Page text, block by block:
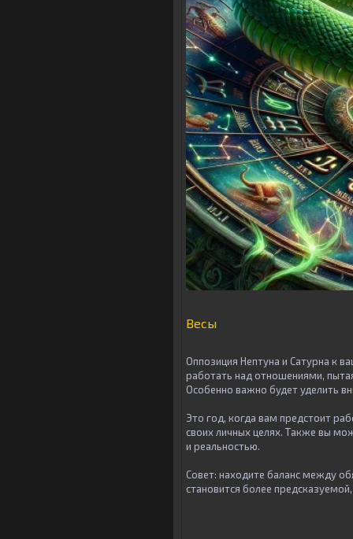
Весы
Оппозиция Нептуна и Сатурна к
работать над отношениями,
Особенно важно будет уделить
Это год, когда вам предстоит
своих личных целях. Также вы
и реальностью.
Совет: находите баланс между
становится более